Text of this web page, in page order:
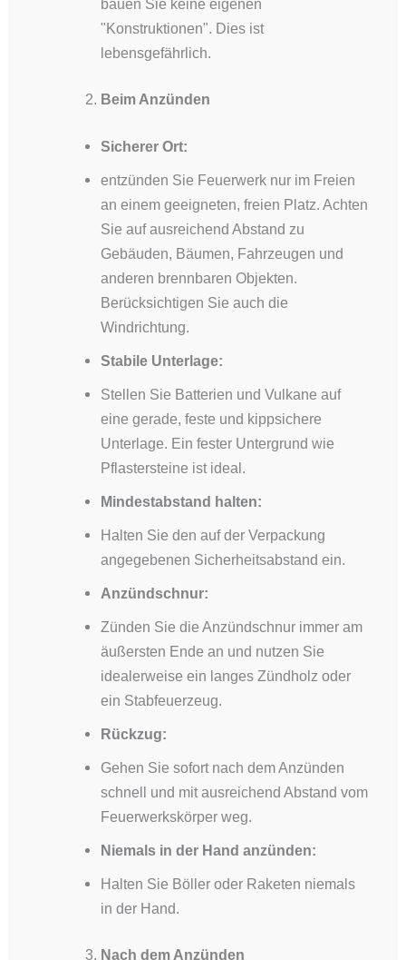
bauen Sie keine eigenen
"Konstruktionen". Dies ist
lebensgefährlich.
Beim Anzünden
Sicherer Ort:
entzünden Sie Feuerwerk nur im Freien
an einem geeigneten, freien Platz. Achten
Sie auf ausreichend Abstand zu
Gebäuden, Bäumen, Fahrzeugen und
anderen brennbaren Objekten.
Berücksichtigen Sie auch die
Windrichtung.
Stabile Unterlage:
Stellen Sie Batterien und Vulkane auf
eine gerade, feste und kippsichere
Unterlage. Ein fester Untergrund wie
Pflastersteine ist ideal.
Mindestabstand halten:
Halten Sie den auf der Verpackung
angegebenen Sicherheitsabstand ein.
Anzündschnur:
Zünden Sie die Anzündschnur immer am
äußersten Ende an und nutzen Sie
idealerweise ein langes Zündholz oder
ein Stabfeuerzeug.
Rückzug:
Gehen Sie sofort nach dem Anzünden
schnell und mit ausreichend Abstand vom
Feuerwerkskörper weg.
Niemals in der Hand anzünden:
Halten Sie Böller oder Raketen niemals
in der Hand.
Nach dem Anzünden